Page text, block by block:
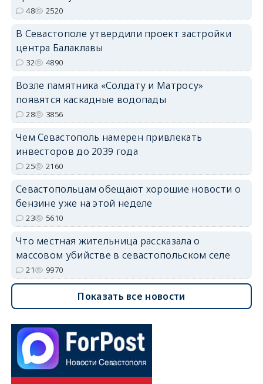
48 2520
В Севастополе утвердили проект застройки
центра Балаклавы
32 4890
Возле памятника «Солдату и Матросу»
появятся каскадные водопады
28 3856
Чем Севастополь намерен привлекать
инвесторов до 2039 года
25 2160
Севастопольцам обещают хорошие новости о
бензине уже на этой неделе
23 5610
Что местная жительница рассказала о
массовом убийстве в севастопольском селе
21 9970
Показать все новости